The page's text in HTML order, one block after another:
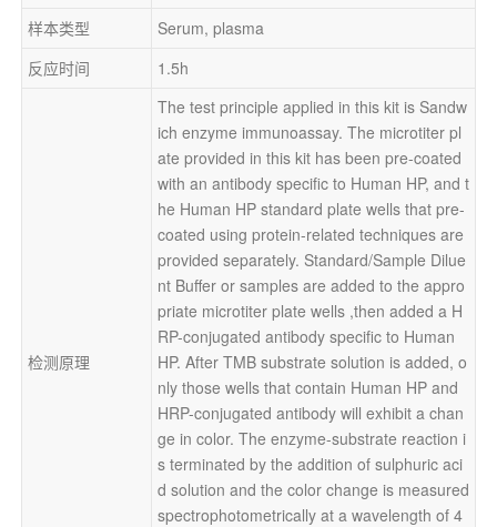
样本类型
Serum, plasma
反应时间
1.5h
检测原理
The test principle applied in this kit is Sandw
ich enzyme immunoassay. The microtiter pl
ate provided in this kit has been pre-coated
with an antibody specific to Human HP, and t
he Human HP standard plate wells that pre-
coated using protein-related techniques are
provided separately. Standard/Sample Dilue
nt Buffer or samples are added to the appro
priate microtiter plate wells ,then added a H
RP-conjugated antibody specific to Human
HP. After TMB substrate solution is added, o
nly those wells that contain Human HP and
HRP-conjugated antibody will exhibit a chan
ge in color. The enzyme-substrate reaction i
s terminated by the addition of sulphuric aci
d solution and the color change is measured
spectrophotometrically at a wavelength of 4